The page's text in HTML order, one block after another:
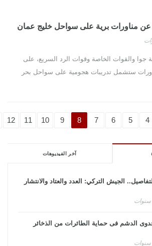
عن مناورات برية على سواحل خليج عمان
جوا والقوات الخاصة وقوات الرد السريع، على
ستشمل تدريبات هجومية على سواحل بحر
4
5
6
7
8
9
10
11
12
آخر الفيديوهات
الجيش التركي: العدد والعتاد والانتشار
الدشم فى حماية الطائرات من الذخائر